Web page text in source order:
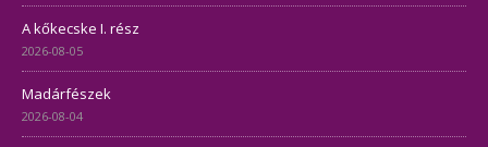
A kőkecske I. rész
2026-08-05
Madárfészek
2026-08-04